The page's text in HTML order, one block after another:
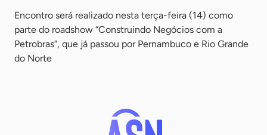
Encontro será realizado nesta terça-feira (14) como
parte do roadshow “Construindo Negócios com a
Petrobras”, que já passou por Pernambuco e Rio Grande
do Norte